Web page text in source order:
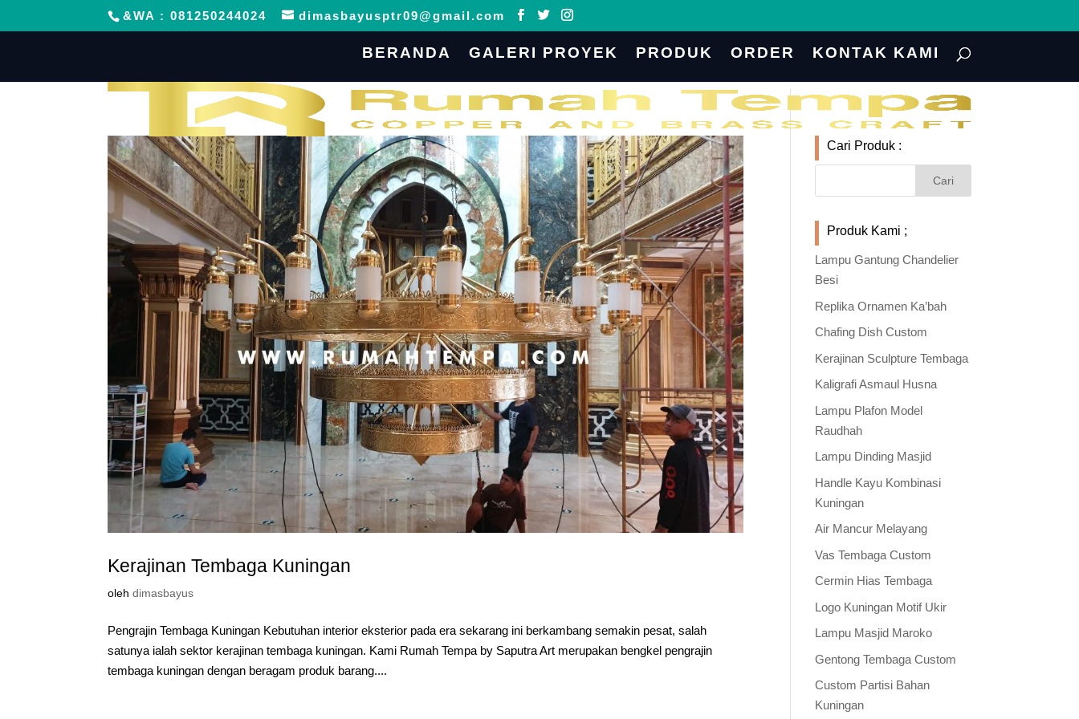
&WA : 081250244024 dimasbayusptr09@gmail.com
BERANDA GALERI PROYEK PRODUK ORDER KONTAK KAMI
Kerajinan Tembaga Kuningan
olehdimasbayus
Pengrajin Tembaga Kuningan Kebutuhan interior eksterior pada era sekarang ini berkambang semakin pesat, salah
satunya ialah sektor kerajinan tembaga kuningan. Kami Rumah Tempa by Saputra Art merupakan bengkel pengrajin
tembaga kuningan dengan beragam produk barang....
Cari Produk :
Produk Kami ;
Lampu Gantung Chandelier
Besi
Replika Ornamen Ka’bah
Chafing Dish Custom
Kerajinan Sculpture Tembaga
Kaligrafi Asmaul Husna
Lampu Plafon Model
Raudhah
Lampu Dinding Masjid
Handle Kayu Kombinasi
Kuningan
Air Mancur Melayang
Vas Tembaga Custom
Cermin Hias Tembaga
Logo Kuningan Motif Ukir
Lampu Masjid Maroko
Gentong Tembaga Custom
Custom Partisi Bahan
Kuningan